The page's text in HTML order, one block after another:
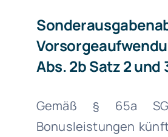
Abs. 2b Satz 2 und
Gemäß § 65a
Bonusleistungen